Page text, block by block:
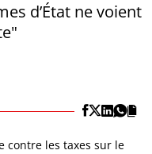
d’État ne voient
contre les taxes sur le